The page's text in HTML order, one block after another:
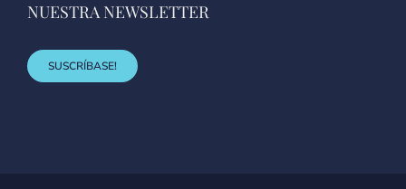
NUESTRA NEWSLETTER
SUSCRÍBASE!